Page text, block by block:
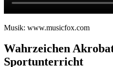
Musik: www.musicfox.com
Wahrzeichen
Sportunterricht